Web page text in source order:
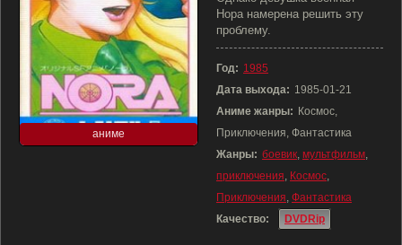
аниме
Нора намерена решить эту
проблему.
Год: 1985
Дата выхода: 1985-01-21
Аниме жанры: Космос,
Приключения, Фантастика
Жанры: боевик, мультфильм,
приключения, Космос,
Приключения, Фантастика
Качество:
DVDRip